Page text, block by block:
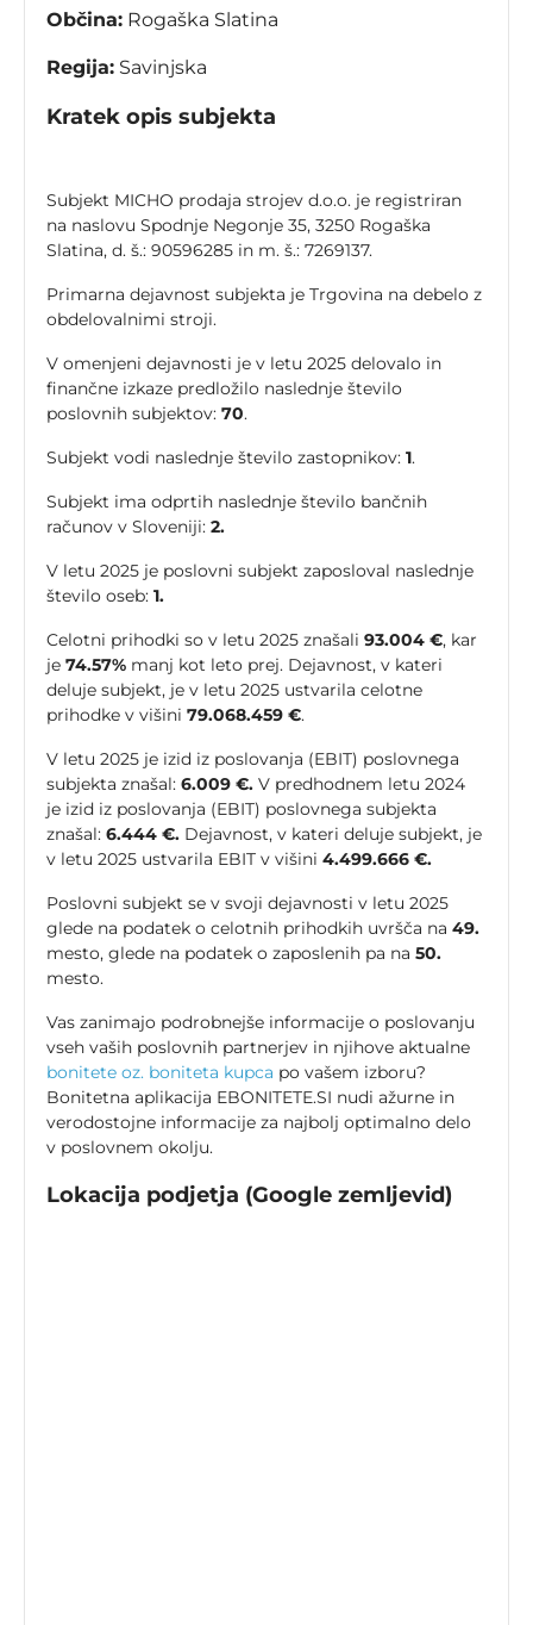
Občina: Rogaška Slatina
Regija: Savinjska
Kratek opis subjekta
Subjekt MICHO prodaja strojev d.o.o. je registriran
na naslovu Spodnje Negonje 35, 3250 Rogaška
Slatina, d. š.: 90596285 in m. š.: 7269137.
Primarna dejavnost subjekta je Trgovina na debelo z
obdelovalnimi stroji.
V omenjeni dejavnosti je v letu 2025 delovalo in
finančne izkaze predložilo naslednje število
poslovnih subjektov: 70.
Subjekt vodi naslednje število zastopnikov: 1.
Subjekt ima odprtih naslednje število bančnih
računov v Sloveniji: 2.
V letu 2025 je poslovni subjekt zaposloval naslednje
število oseb: 1.
Celotni prihodki so v letu 2025 znašali 93.004 €, kar
je 74.57% manj kot leto prej. Dejavnost, v kateri
deluje subjekt, je v letu 2025 ustvarila celotne
prihodke v višini 79.068.459 €.
V letu 2025 je izid iz poslovanja (EBIT) poslovnega
subjekta znašal: 6.009 €. V predhodnem letu 2024
je izid iz poslovanja (EBIT) poslovnega subjekta
znašal: 6.444 €. Dejavnost, v kateri deluje subjekt, je
v letu 2025 ustvarila EBIT v višini 4.499.666 €.
Poslovni subjekt se v svoji dejavnosti v letu 2025
glede na podatek o celotnih prihodkih uvršča na 49.
mesto, glede na podatek o zaposlenih pa na 50.
mesto.
Vas zanimajo podrobnejše informacije o poslovanju
vseh vaših poslovnih partnerjev in njihove aktualne
bonitete oz. boniteta kupca po vašem izboru?
Bonitetna aplikacija EBONITETE.SI nudi ažurne in
verodostojne informacije za najbolj optimalno delo
v poslovnem okolju.
Lokacija podjetja (Google zemljevid)